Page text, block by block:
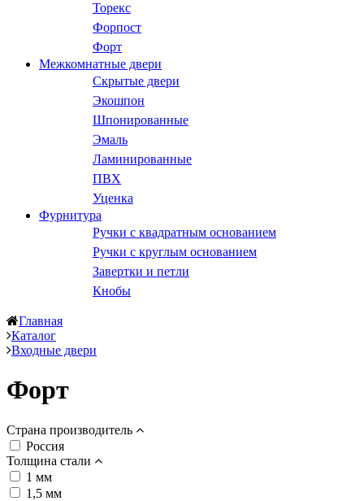
Торекс
Форпост
Форт
Межкомнатные двери
Скрытые двери
Экошпон
Шпонированные
Эмаль
Ламинированные
ПВХ
Уценка
Фурнитура
Ручки с квадратным основанием
Ручки с круглым основанием
Завертки и петли
Кнобы
Главная
Каталог
Входные двери
Форт
Страна производитель
Россия
Толщина стали
1 мм
1,5 мм